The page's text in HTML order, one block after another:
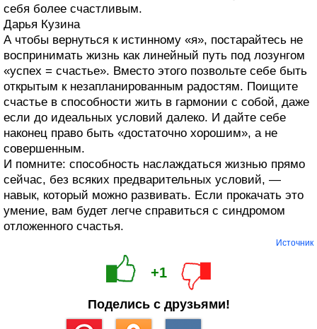
себя более счастливым.
Дарья Кузина
А чтобы вернуться к истинному «я», постарайтесь не
воспринимать жизнь как линейный путь под лозунгом
«успех = счастье». Вместо этого позвольте себе быть
открытым к незапланированным радостям. Поищите
счастье в способности жить в гармонии с собой, даже
если до идеальных условий далеко. И дайте себе
наконец право быть «достаточно хорошим», а не
совершенным.
И помните: способность наслаждаться жизнью прямо
сейчас, без всяких предварительных условий, —
навык, который можно развивать. Если прокачать это
умение, вам будет легче справиться с синдромом
отложенного счастья.
Источник
+1
Поделись с друзьями!